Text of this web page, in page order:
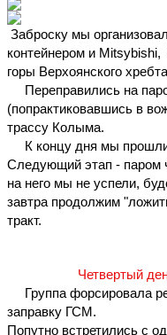
контейнером и Mitsybishi,
горы Верхоянского
(попрактиковавшись в
трассу Колыма.
Следующий этап - паром
на него мы не успели,
завтра продолжим
тракт.
Четвертый
заправку ГСМ.
Попутно встретились с